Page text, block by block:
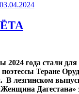
03.04.2024
2024 года стали
Теране
лезгинском
Дагестана»